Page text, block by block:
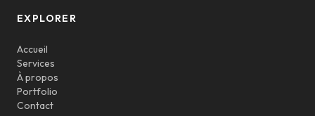
EXPLORER
Accueil
Services
À propos
Portfolio
Contact